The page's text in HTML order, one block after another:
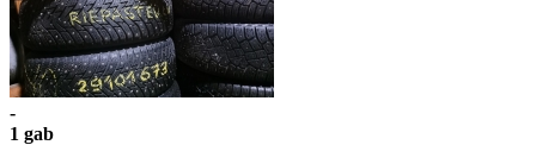
-
1 gab